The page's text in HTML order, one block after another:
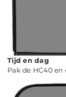
Tijd en dag
Pak de HC40